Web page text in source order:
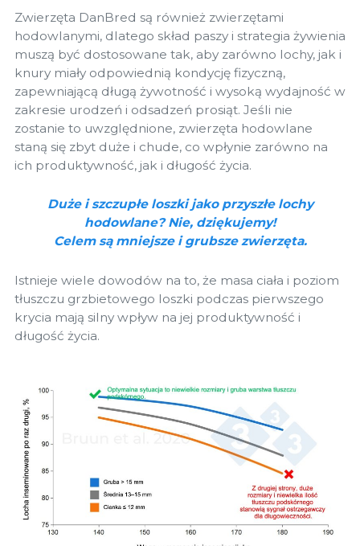
Zwierzęta DanBred są również zwierzętami
hodowlanymi, dlatego skład paszy i strategia żywienia
muszą być dostosowane tak, aby zarówno lochy, jak i
knury miały odpowiednią kondycję fizyczną,
zapewniającą długą żywotność i wysoką wydajność w
zakresie urodzeń i odsadzeń prosiąt. Jeśli nie
zostanie to uwzględnione, zwierzęta hodowlane
staną się zbyt duże i chude, co wpłynie zarówno na
ich produktywność, jak i długość życia.
Duże i szczupłe loszki jako przyszłe lochy
hodowlane? Nie, dziękujemy!
Celem są mniejsze i grubsze zwierzęta.
Istnieje wiele dowodów na to, że masa ciała i poziom
tłuszczu grzbietowego loszki podczas pierwszego
krycia mają silny wpływ na jej produktywność i
długość życia.